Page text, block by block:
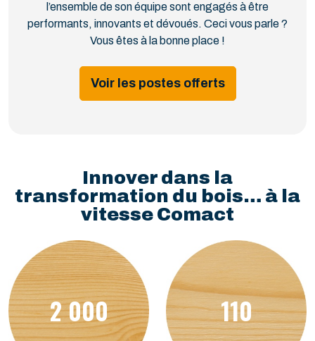
l’ensemble de son équipe sont engagés à être
performants, innovants et dévoués. Ceci vous parle ?
Vous êtes à la bonne place !
Voir les postes offerts
Innover dans la
transformation du bois… à la
vitesse Comact
2 000 110